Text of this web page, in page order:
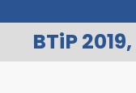
BTiP